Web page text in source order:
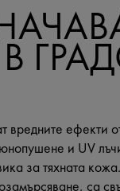
вредните ефекти
и UV
за тяхната
са